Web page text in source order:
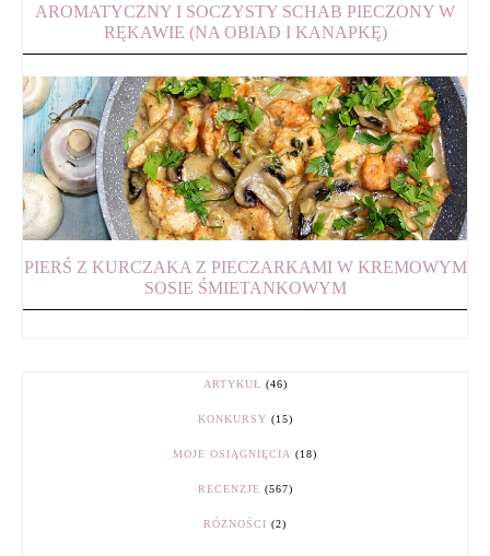
AROMATYCZNY I SOCZYSTY SCHAB PIECZONY W
RĘKAWIE (NA OBIAD I KANAPKĘ)
PIERŚ Z KURCZAKA Z PIECZARKAMI W KREMOWYM
SOSIE ŚMIETANKOWYM
ARTYKUŁ (46)
KONKURSY (15)
MOJE OSIĄGNIĘCIA (18)
RECENZJE (567)
RÓŻNOŚCI (2)